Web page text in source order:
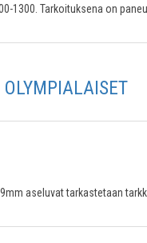
1300. Tarkoituksena on
9mm aseluvat tarkastetaan